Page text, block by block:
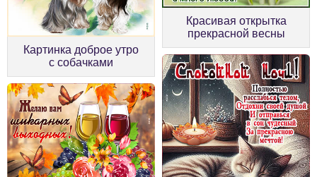
Картинка доброе утро
с собачками
Красивая открытка
прекрасной весны